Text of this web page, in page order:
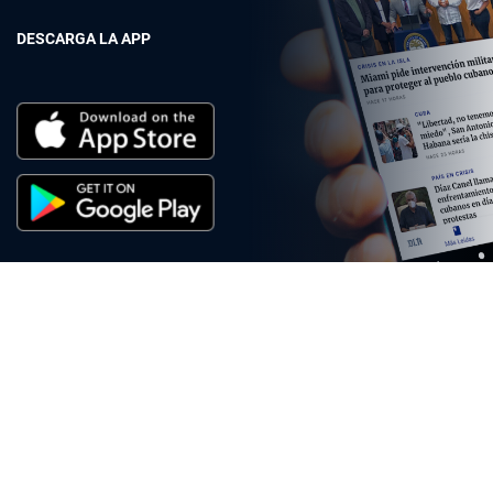
DESCARGA LA APP